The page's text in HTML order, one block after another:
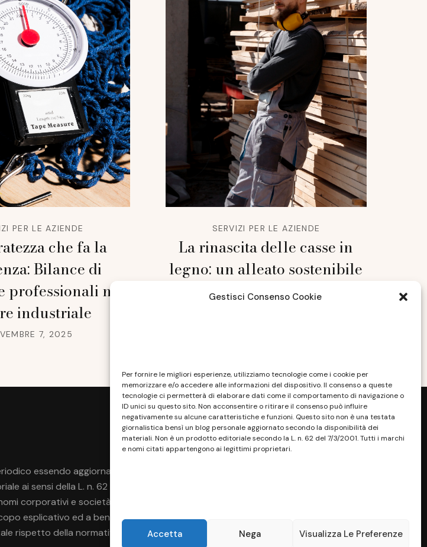
Gestisci Consenso Cookie
Per fornire le migliori esperienze, utilizziamo tecnologie come i cookie per
memorizzare e/o accedere alle informazioni del dispositivo. Il consenso a queste
tecnologie ci permetterà di elaborare dati come il comportamento di navigazione o
ID unici su questo sito. Non acconsentire o ritirare il consenso può influire
negativamente su alcune caratteristiche e funzioni. Questo sito non è una testata
giornalistica bensì un blog personale aggiornato secondo la disponibilità dei
materiali. Non è un prodotto editoriale secondo la L. n. 62 del 7/3/2001. Tutti i marchi
e nomi citati appartengono ai legittimi proprietari.
Accetta Nega Visualizza Le Preferenze
PER LE AZIENDE
che fa la
Bilance di
professionali nel
industriale
7, 2025
SERVIZI PER LE AZIENDE
La rinascita delle casse in
legno: un alleato sostenibile
per l’imballaggio moderno
essendo aggiornato secondo la disponibilità e la reperibilità dei materiali.
ai sensi della L. n. 62 del 7/3/2001. Tutti i marchi riportati appartengono ai
corporativi e società citati possono essere marchi di proprietà dei rispettivi
esplicativo ed a beneficio del possessore, senza alcun fine di violazione dei
rispetto della normativa europea. Maggiori dettagli alla pagina:
PRIVACY